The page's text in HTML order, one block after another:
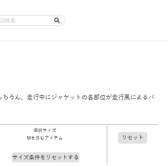
ろん、走行中にジャケットの各部位が走行風によるバ
選択サイズ
Mを含むアイテム
サイズ条件をリセットする
リセット